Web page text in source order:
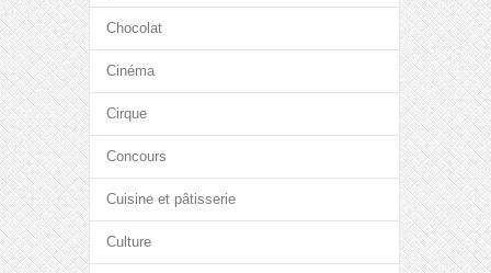
Chocolat
Cinéma
Cirque
Concours
Cuisine et pâtisserie
Culture